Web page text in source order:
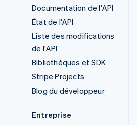
Documentation de l'API
État de l'API
Liste des modifications
de l'API
Bibliothèques et SDK
Stripe Projects
Blog du développeur
Entreprise